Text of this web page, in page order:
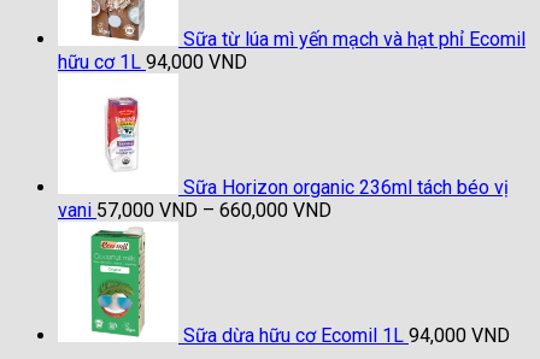
Sữa từ lúa mì yến mạch và hạt phỉ Ecomil
hữu cơ 1L 94,000 VND
Sữa Horizon organic 236ml tách béo vị
vani 57,000 VND – 660,000 VNDKhoảng
660,000 VND
Sữa dừa hữu cơ Ecomil 1L 94,000 VND